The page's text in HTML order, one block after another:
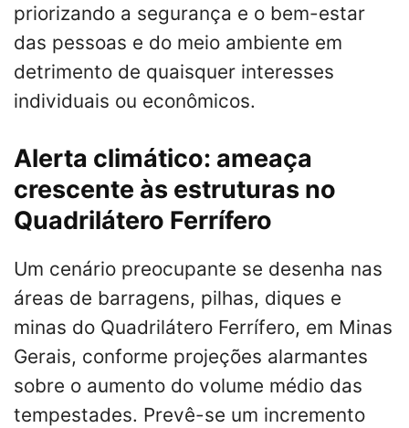
priorizando a segurança e o bem-estar
das pessoas e do meio ambiente em
detrimento de quaisquer interesses
individuais ou econômicos.
Alerta climático: ameaça
crescente às estruturas no
Quadrilátero Ferrífero
Um cenário preocupante se desenha nas
áreas de barragens, pilhas, diques e
minas do Quadrilátero Ferrífero, em Minas
Gerais, conforme projeções alarmantes
sobre o aumento do volume médio das
tempestades. Prevê-se um incremento